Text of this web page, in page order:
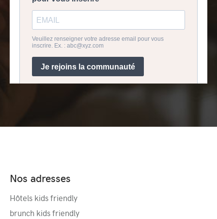
Nos adresses
Hôtels kids friendly
brunch kids friendly